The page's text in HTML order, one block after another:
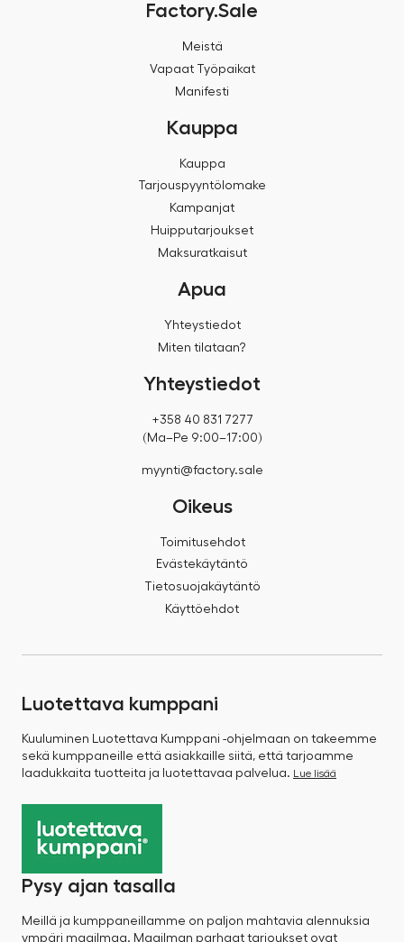
Factory.Sale
Meistä
Vapaat Työpaikat
Manifesti
Kauppa
Kauppa
Tarjouspyyntölomake
Kampanjat
Huipputarjoukset
Maksuratkaisut
Apua
Yhteystiedot
Miten tilataan?
Yhteystiedot
+358 40 831 7277
(Ma–Pe 9:00–17:00)
myynti@factory.sale
Oikeus
Toimitusehdot
Evästekäytäntö
Tietosuojakäytäntö
Käyttöehdot
Luotettava kumppani
Kuuluminen Luotettava Kumppani -ohjelmaan on takeemme
sekä kumppaneille että asiakkaille siitä, että tarjoamme
laadukkaita tuotteita ja luotettavaa palvelua. Lue lisää
Pysy ajan tasalla
Meillä ja kumppaneillamme on paljon mahtavia alennuksia
ympäri maailmaa. Maailman parhaat tarjoukset ovat